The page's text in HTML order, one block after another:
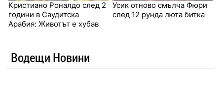
Кристиано Роналдо след 2
години в Саудитска
Арабия: Животът е хубав
Усик отново смълча Фюри
след 12 рунда люта битка
Водещи Новини